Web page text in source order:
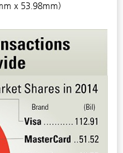
x 53.98mm)